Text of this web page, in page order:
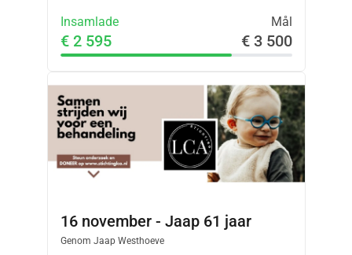
Insamlade Mål
€ 2 595 € 3 500
16 november - Jaap 61 jaar
Genom Jaap Westhoeve